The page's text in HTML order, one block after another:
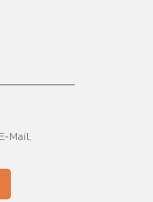
Mail,